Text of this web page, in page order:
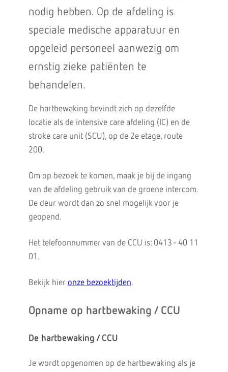
nodig hebben. Op de afdeling is
speciale medische apparatuur en
opgeleid personeel aanwezig om
ernstig zieke patiënten te
behandelen.
De hartbewaking bevindt zich op dezelfde
locatie als de intensive care afdeling (IC) en de
stroke care unit (SCU), op de 2e etage, route
200.
Om op bezoek te komen, maak je bij de ingang
van de afdeling gebruik van de groene intercom.
De deur wordt dan zo snel mogelijk voor je
geopend.
Het telefoonnummer van de CCU is: 0413 - 40 11
01.
Bekijk hier onze bezoektijden.
Opname op hartbewaking / CCU
De hartbewaking / CCU
Je wordt opgenomen op de hartbewaking als je